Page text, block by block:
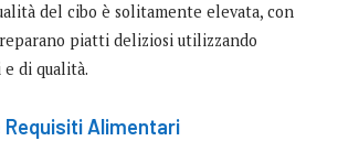
del cibo è solitamente elevata, con
piatti deliziosi utilizzando
di qualità.
Requisiti Alimentari